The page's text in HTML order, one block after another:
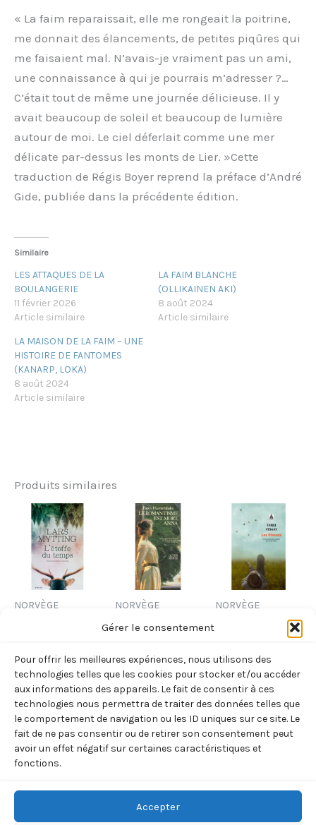
Gérer le consentement
Pour offrir les meilleures expériences, nous utilisons des
technologies telles que les cookies pour stocker et/ou accéder
aux informations des appareils. Le fait de consentir à ces
technologies nous permettra de traiter des données telles que
le comportement de navigation ou les ID uniques sur ce site. Le
fait de ne pas consentir ou de retirer son consentement peut
avoir un effet négatif sur certaines caractéristiques et
fonctions.
Accepter
« La faim reparaissait, elle me rongeait la poitrine,
me donnait des élancements, de petites piqûres qui
me faisaient mal. N’avais-je vraiment pas un ami,
une connaissance à qui je pourrais m’adresser ?…
C’était tout de même une journée délicieuse. Il y
avait beaucoup de soleil et beaucoup de lumière
autour de moi. Le ciel déferlait comme une mer
délicate par-dessus les monts de Lier. »Cette
traduction de Régis Boyer reprend la préface d’André
Gide, publiée dans la précédente édition.
Similaire
LES ATTAQUES DE LA
BOULANGERIE
11 février 2026
Article similaire
LA FAIM BLANCHE
(OLLIKAINEN AKI)
8 août 2024
Article similaire
LA MAISON DE LA FAIM – UNE
HISTOIRE DE FANTOMES
(KANARP, LOKA)
8 août 2024
Article similaire
Produits similaires
NORVÈGE
MYTTING)
24,80€ TTC
Ajouter
au
panier
NORVÈGE
LE
EST MORT,
ANNA
(HAAVARDSHOLM
ESPEN)
22,90€ TTC
au
panier
NORVÈGE
VESAAS)
8,70€ TTC
Ajouter
au
panier